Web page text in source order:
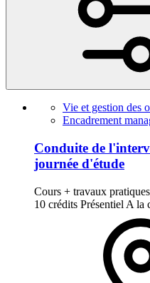
Vie et gestion des
Encadrement
Conduite de
journée d'étude
Cours + travaux
10 crédits Présentiel A la